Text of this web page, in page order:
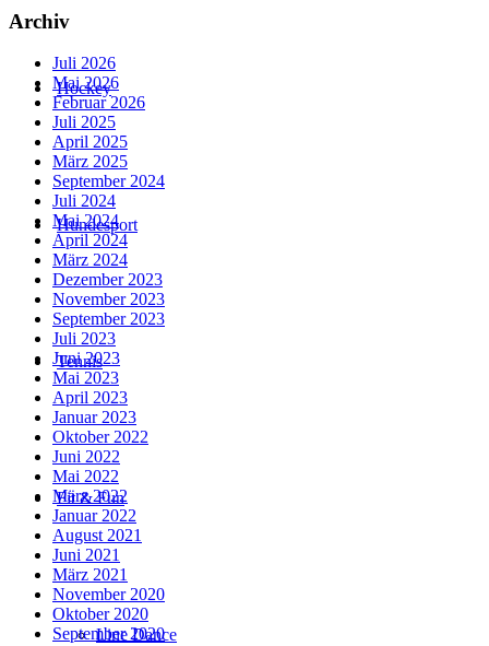
Hockey
Hundesport
Tennis
Fit & Fun
Line Dance
Archiv
Juli 2026
Mai 2026
Februar 2026
Juli 2025
April 2025
März 2025
September 2024
Juli 2024
Mai 2024
April 2024
März 2024
Dezember 2023
November 2023
September 2023
Juli 2023
Juni 2023
Mai 2023
April 2023
Januar 2023
Oktober 2022
Juni 2022
Mai 2022
März 2022
Januar 2022
August 2021
Juni 2021
März 2021
November 2020
Oktober 2020
September 2020